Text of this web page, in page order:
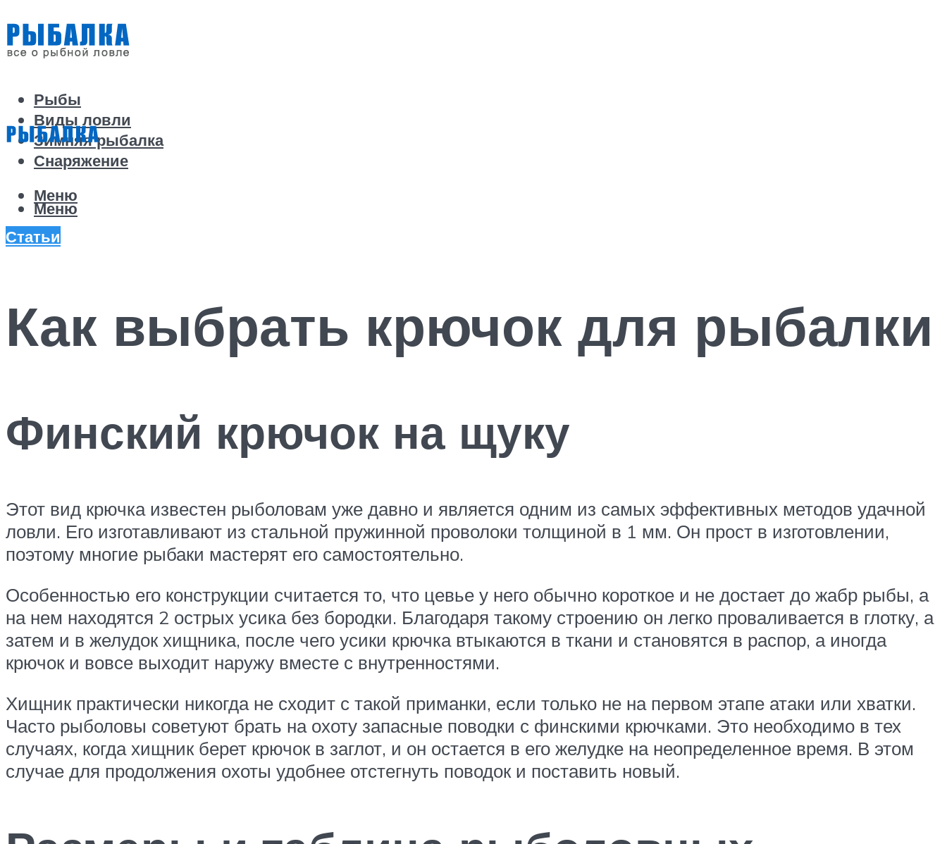
Рыбы
Виды ловли
Зимняя рыбалка
Снаряжение
Меню
Меню
Статьи
Как выбрать крючок для рыбалки
Финский крючок на щуку
Этот вид крючка известен рыболовам уже давно и является одним из самых эффективных методов удачной
ловли. Его изготавливают из стальной пружинной проволоки толщиной в 1 мм. Он прост в изготовлении,
поэтому многие рыбаки мастерят его самостоятельно.
Особенностью его конструкции считается то, что цевье у него обычно короткое и не достает до жабр рыбы, а
на нем находятся 2 острых усика без бородки. Благодаря такому строению он легко проваливается в глотку, а
затем и в желудок хищника, после чего усики крючка втыкаются в ткани и становятся в распор, а иногда
крючок и вовсе выходит наружу вместе с внутренностями.
Хищник практически никогда не сходит с такой приманки, если только не на первом этапе атаки или хватки.
Часто рыболовы советуют брать на охоту запасные поводки с финскими крючками. Это необходимо в тех
случаях, когда хищник берет крючок в заглот, и он остается в его желудке на неопределенное время. В этом
случае для продолжения охоты удобнее отстегнуть поводок и поставить новый.